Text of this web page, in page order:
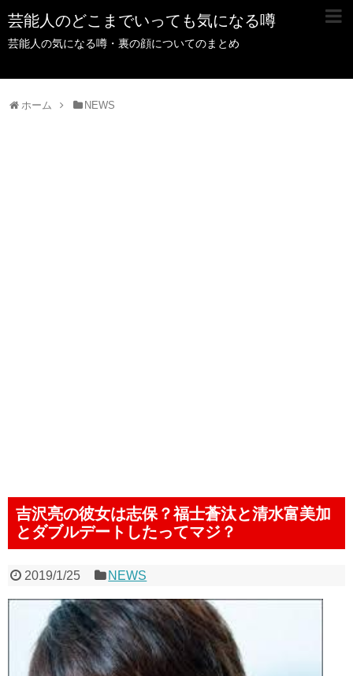
芸能人のどこまでいっても気になる噂
芸能人の気になる噂・裏の顔についてのまとめ
ホーム NEWS
吉沢亮の彼女は志保？福士蒼汰と清水富美加
とダブルデートしたってマジ？
2019/1/25 NEWS